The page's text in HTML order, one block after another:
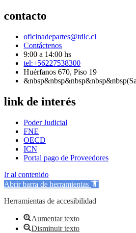
contacto
oficinadepartes@tdlc.cl
Contáctenos
9:00 a 14:00 hs
tel:+56227538300
Huérfanos 670, Piso 19
link de interés
Poder Judicial
FNE
OECD
ICN
Portal pago de Proveedores
Ir al contenido
Abrir barra de herramientas
Herramientas de accesibilidad
Aumentar texto
Disminuir texto